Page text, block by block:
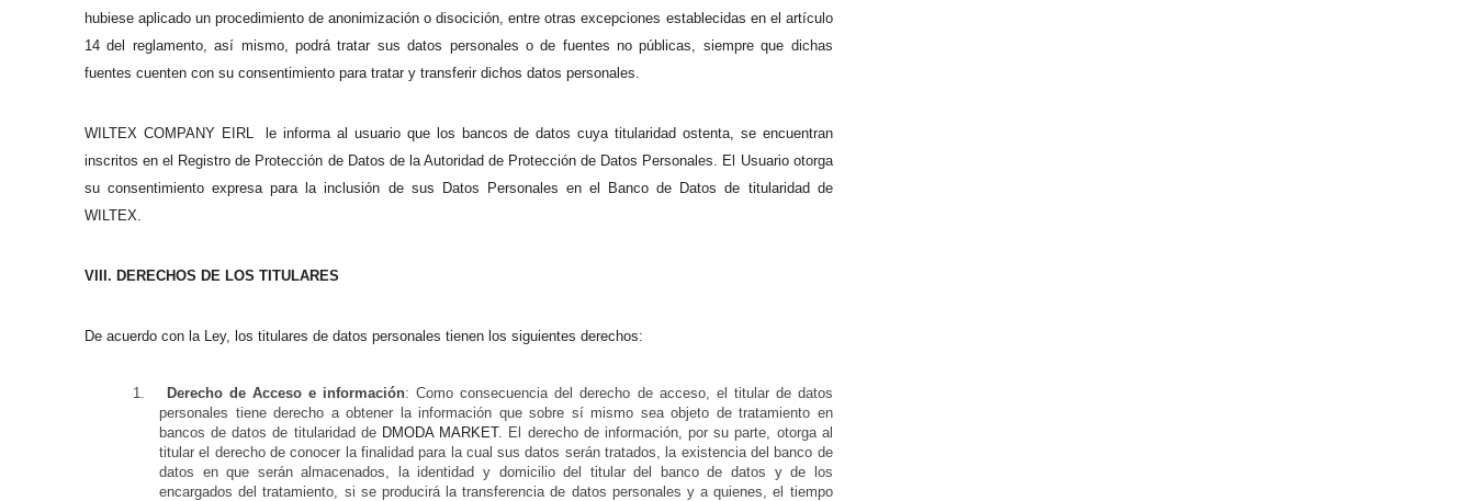
hubiese aplicado un procedimiento de anonimización o disocición, entre otras excepciones establecidas en el artículo
14 del reglamento, así mismo, podrá tratar sus datos personales o de fuentes no públicas, siempre que dichas
fuentes cuenten con su consentimiento para tratar y transferir dichos datos personales.
WILTEX COMPANY EIRL le informa al usuario que los bancos de datos cuya titularidad ostenta, se encuentran
inscritos en el Registro de Protección de Datos de la Autoridad de Protección de Datos Personales. El Usuario otorga
su consentimiento expresa para la inclusión de sus Datos Personales en el Banco de Datos de titularidad de
WILTEX.
VIII. DERECHOS DE LOS TITULARES
De acuerdo con la Ley, los titulares de datos personales tienen los siguientes derechos:
1. Derecho de Acceso e información: Como consecuencia del derecho de acceso, el titular de datos
personales tiene derecho a obtener la información que sobre sí mismo sea objeto de tratamiento en
bancos de datos de titularidad de DMODA MARKET. El derecho de información, por su parte, otorga al
titular el derecho de conocer la finalidad para la cual sus datos serán tratados, la existencia del banco de
datos en que serán almacenados, la identidad y domicilio del titular del banco de datos y de los
encargados del tratamiento, si se producirá la transferencia de datos personales y a quienes, el tiempo